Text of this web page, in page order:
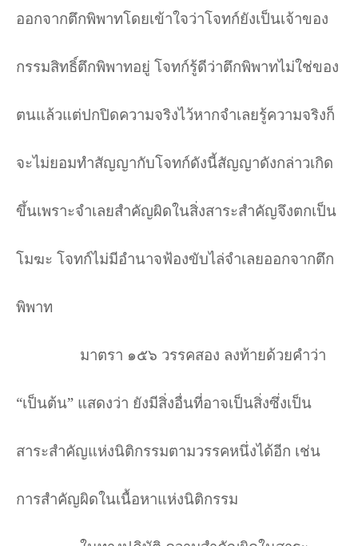
ออกจากตึกพิพาทโดยเข้าใจว่าโจทก์ยังเป็นเจ้าของ
กรรมสิทธิ์ตึกพิพาทอยู่ โจทก์รู้ดีว่าตึกพิพาทไม่ใช่ของ
ตนแล้วแต่ปกปิดความจริงไว้หากจำเลยรู้ความจริงก็
จะไม่ยอมทำสัญญากับโจทก์ดังนี้สัญญาดังกล่าวเกิด
ขึ้นเพราะจำเลยสำคัญผิดในสิ่งสาระสำคัญจึงตกเป็น
โมฆะ โจทก์ไม่มีอำนาจฟ้องขับไล่จำเลยออกจากตึก
พิพาท
มาตรา ๑๕๖ วรรคสอง ลงท้ายด้วยคำว่า
“เป็นต้น” แสดงว่า ยังมีสิ่งอื่นที่อาจเป็นสิ่งซึ่งเป็น
สาระสำคัญแห่งนิติกรรมตามวรรคหนึ่งได้อีก เช่น
การสำคัญผิดในเนื้อหาแห่งนิติกรรม